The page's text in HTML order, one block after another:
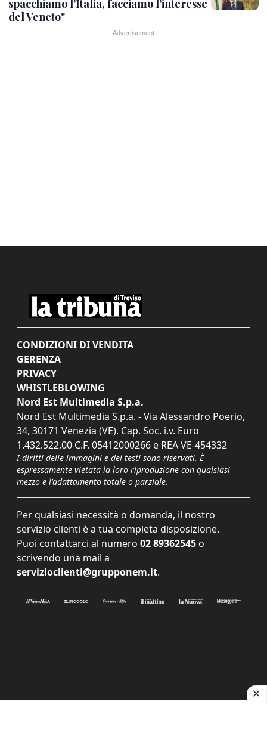
spacchiamo l’Italia, facciamo l’interesse
del Veneto"
CONDIZIONI DI VENDITA
GERENZA
PRIVACY
WHISTLEBLOWING
Nord Est Multimedia S.p.a.
Nord Est Multimedia S.p.a. - Via Alessandro Poerio,
34, 30171 Venezia (VE). Cap. Soc. i.v. Euro
1.432.522,00 C.F. 05412000266 e REA VE-454332
I diritti delle immagini e dei testi sono riservati. È
espressamente vietata la loro riproduzione con qualsiasi
mezzo e l'adattamento totale o parziale.
Per qualsiasi necessità o domanda, il nostro
servizio clienti è a tua completa disposizione.
Puoi contattarci al numero 02 89362545 o
scrivendo una mail a
servizioclienti@grupponem.it.